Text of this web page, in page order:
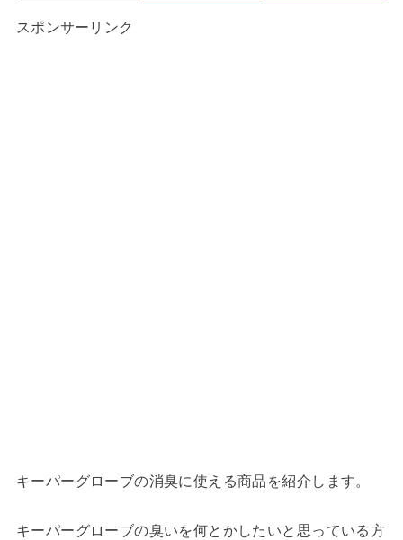
スポンサーリンク
キーパーグローブの消臭に使える商品を紹介します。
キーパーグローブの臭いを何とかしたいと思っている方